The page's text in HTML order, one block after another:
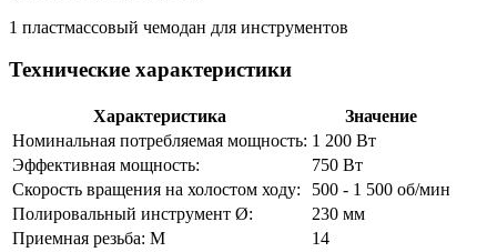
1 пластмассовый чемодан для инструментов
Технические характеристики
Характеристика
Значение
Номинальная потребляемая мощность: 1 200 Вт
Эффективная мощность:
750 Вт
Скорость вращения на холостом ходу:
500 - 1 500 об/мин
Полировальный инструмент Ø:
230 мм
Приемная резьба: M
14